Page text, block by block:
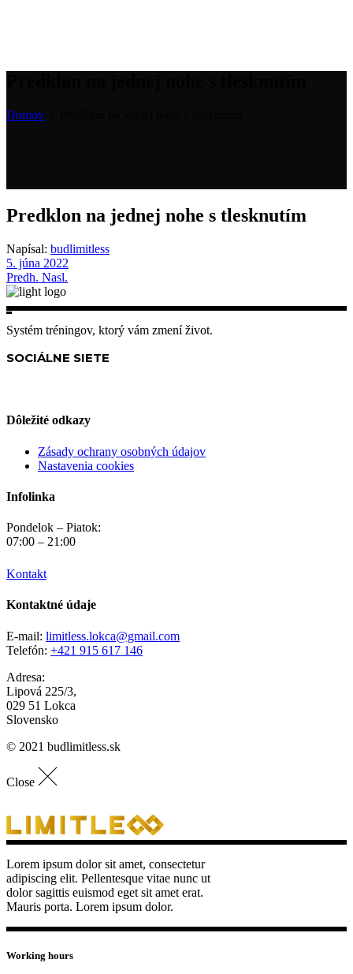
Domov
Predklon na jednej nohe s tlesknutím
Napísal: budlimitless
5. júna 2022
Predh. Nasl.
Systém tréningov, ktorý vám zmení život.
SOCIÁLNE SIETE
Dôležité odkazy
Zásady ochrany osobných údajov
Nastavenia cookies
Infolinka
Pondelok – Piatok:
07:00 – 21:00
Kontakt
Kontaktné údaje
E-mail: limitless.lokca@gmail.com
Telefón: +421 915 617 146
Adresa:
Lipová 225/3,
029 51 Lokca
Slovensko
© 2021 budlimitless.sk
Close
Lorem ipsum dolor sit amet, consectetur
adipiscing elit. Pellentesque vitae nunc ut
dolor sagittis euismod eget sit amet erat.
Mauris porta. Lorem ipsum dolor.
Working hours